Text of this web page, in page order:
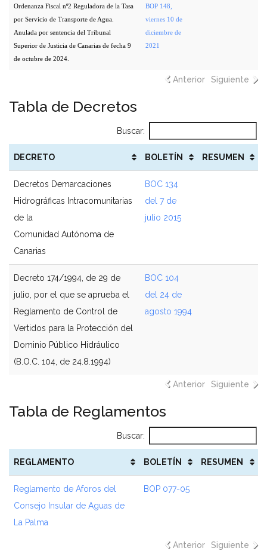
Ordenanza Fiscal nº2 Reguladora de la Tasa
por Servicio de Transporte de Agua.
Anulada por sentencia del Tribunal
Superior de Justicia de Canarias de fecha 9
de octubre de 2024.
BOP 148,
viernes 10 de
diciembre de
2021
Anterior Siguiente
Tabla de Decretos
Buscar:
DECRETO BOLETÍN RESUMEN
Decretos Demarcaciones
Hidrográficas Intracomunitarias
de la
Comunidad Autónoma de
Canarias
BOC 134
del 7 de
julio 2015
Decreto 174/1994, de 29 de
julio, por el que se aprueba el
Reglamento de Control de
Vertidos para la Protección del
Dominio Público Hidráulico
(B.O.C. 104, de 24.8.1994)
BOC 104
del 24 de
agosto 1994
Anterior Siguiente
Tabla de Reglamentos
Buscar:
REGLAMENTO BOLETÍN RESUMEN
Reglamento de Aforos del
Consejo Insular de Aguas de
La Palma
BOP 077-05
Anterior Siguiente